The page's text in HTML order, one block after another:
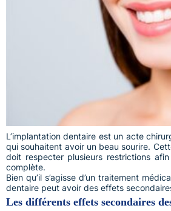
L’implantation dentaire est un acte
qui souhaitent avoir un beau sourire.
doit respecter plusieurs restrictions afin
complète.
Bien qu’il s’agisse d’un traitement
dentaire peut avoir des effets
Les différents effets secondaires